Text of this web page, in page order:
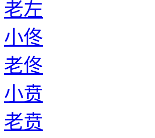
老左
小佟
老佟
小贲
老贲